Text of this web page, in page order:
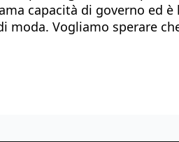
capacità di governo ed è
moda. Vogliamo sperare